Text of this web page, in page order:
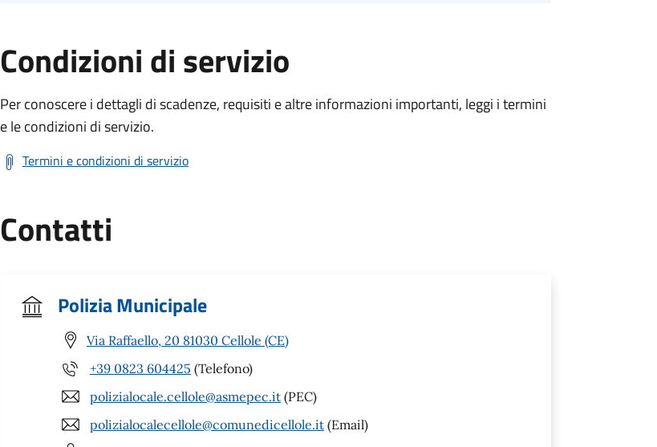
Condizioni di servizio
Per conoscere i dettagli di scadenze, requisiti e altre informazioni importanti, leggi i termini
e le condizioni di servizio.
Termini e condizioni di servizio
Contatti
Polizia Municipale
Via Raffaello, 20 81030 Cellole (CE)
+39 0823 604425 (Telefono)
polizialocale.cellole@asmepec.it (PEC)
polizialocalecellole@comunedicellole.it (Email)